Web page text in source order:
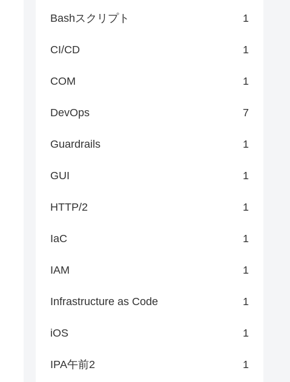
Bashスクリプト 1
CI/CD 1
COM 1
DevOps 7
Guardrails 1
GUI 1
HTTP/2 1
IaC 1
IAM 1
Infrastructure as Code 1
iOS 1
IPA午前2 1